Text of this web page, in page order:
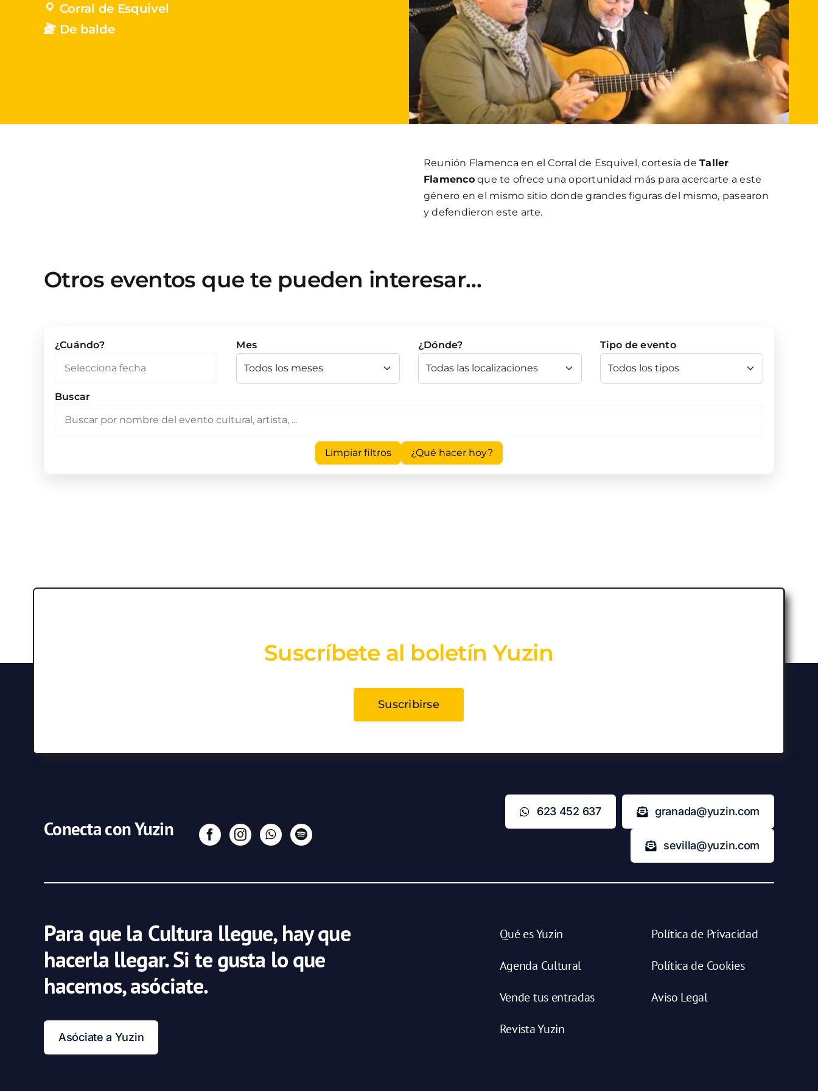
Corral de Esquivel
De balde
Reunión Flamenca en el Corral de Esquivel, cortesía deTaller
Flamencoque te ofrece una oportunidad más para acercarte a este
género en el mismo sitio donde grandes figuras del mismo, pasearon
y defendieron este arte.
Otros eventos que te pueden interesar…
¿Cuándo? Mes ¿Dónde? Tipo de evento
Buscar
Limpiar filtros ¿Qué hacer hoy?
Suscríbete al boletín Yuzin
Suscribirse
Conecta con Yuzin
623 452 637 granada@yuzin.com
sevilla@yuzin.com
Para que la Cultura llegue, hay que
hacerla llegar. Si te gusta lo que
hacemos, asóciate.
Asóciate a Yuzin
Qué es Yuzin
Agenda Cultural
Vende tus entradas
Revista Yuzin
Política de Privacidad
Política de Cookies
Aviso Legal